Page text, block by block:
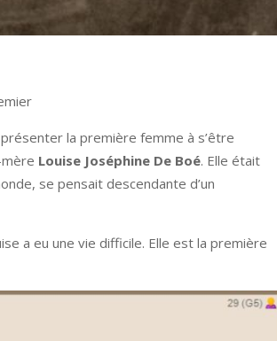
la première femme à s’être
Louise Joséphine De Boé. Elle était
se pensait descendante d’un
a eu une vie difficile. Elle est la première